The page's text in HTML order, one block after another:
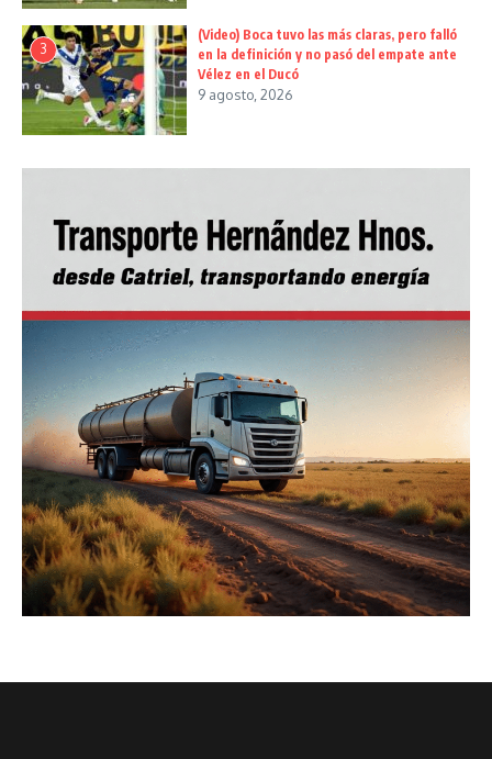
3
(Video) Boca tuvo las más claras, pero falló
en la definición y no pasó del empate ante
Vélez en el Ducó
9 agosto, 2026